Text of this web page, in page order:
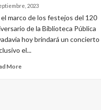
2023
el marco de los festejos del 120
de la Biblioteca Pública
hoy brindará un concierto
el...
More